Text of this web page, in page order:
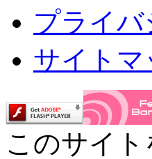
プライ
サイトマ
このサイ